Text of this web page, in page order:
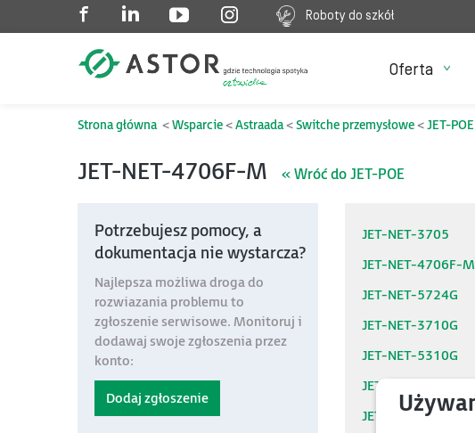
Roboty do szkół
Oferta
Strona główna Wsparcie Astraada Switche przemysłowe JET-POE
JET-NET-4706F-M « Wróć do JET-POE
Potrzebujesz pomocy, a
dokumentacja nie wystarcza?
Najlepsza możliwa droga do
rozwiazania problemu to
zgłoszenie serwisowe. Monitoruj i
dodawaj swoje zgłoszenia przez
konto:
Dodaj zgłoszenie
JET-NET-3705
JET-NET-4706F-M
JET-NET-5724G
JET-NET-3710G
JET-NET-5310G
JET-NET-3810G
JET-NET-3810GF